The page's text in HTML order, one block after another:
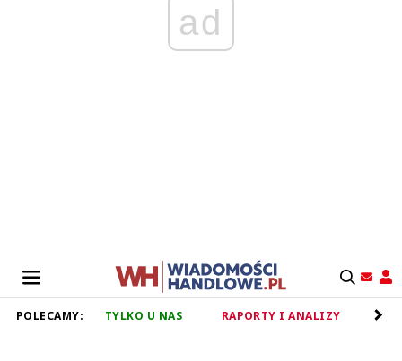
ad
POLECAMY: TYLKO U NAS RAPORTY I ANALIZY